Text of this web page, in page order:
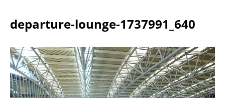
departure-lounge-1737991_640